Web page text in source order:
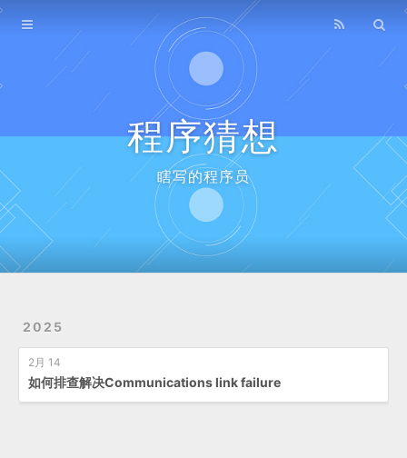
程序猜想
瞎写的程序员
2025
2月 14
如何排查解决Communications link failure
Home